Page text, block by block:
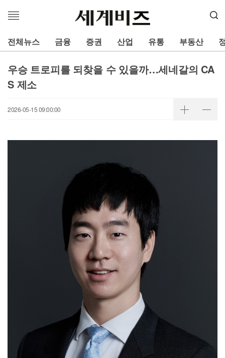
메
열
기
전체뉴스 금융 증권 산업 유통 부동산
우승 트로피를 되찾을 수 있을까…세네갈의 CA
S 제소
2026-05-15 09:00:00